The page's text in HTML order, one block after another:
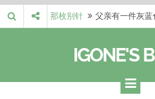
Skip
to
那枚别针
父亲有一件灰
自己的生活和命…
梁冬 |…
梁冬：有一些人在
理，完成了一次彻…
梁冬 |…
梁冬：总还有那
IGONE'S